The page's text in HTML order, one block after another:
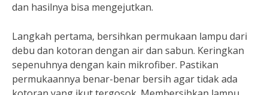
dan hasilnya bisa mengejutkan.
Langkah pertama, bersihkan permukaan lampu dari
debu dan kotoran dengan air dan sabun. Keringkan
sepenuhnya dengan kain mikrofiber. Pastikan
permukaannya benar-benar bersih agar tidak ada